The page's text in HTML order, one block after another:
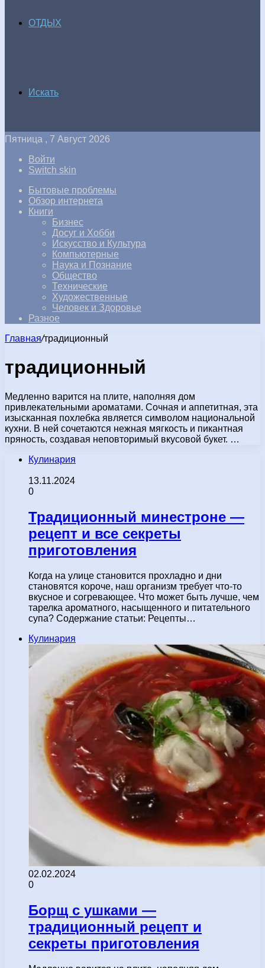
ОТДЫХ
Искать
Пятница , 7 Август 2026
Войти
Switch skin
Бытовые проблемы
Обзор интернета
Книги
Бизнес
Досуг и Хобби
Искусство и Культура
Компьютерные
Наука и Познание
Общество
Технические
Художественные
Человек и Здоровье
Разное
Главная/традиционный
традиционный
Медленно варится на плите, наполняя дом
привлекательными ароматами. Сочная и аппетитная, эта
изысканная похлебка является символом национальной
кухни. В ней сочетаются нежная мягкость и пикантная
пряность, создавая неповторимый вкусовой букет. …
Кулинария
13.11.2024
0
Традиционный минестроне —
рецепт и все секреты
приготовления
Когда на улице становится прохладно и дни
становятся короче, наш организм требует что-то
вкусное и согревающее. Что может быть лучше, чем
тарелка ароматного, насыщенного и питательного
супа? Содержание статьи: Рецепты…
Кулинария
02.02.2024
0
Борщ с ушками —
традиционный рецепт и
секреты приготовления